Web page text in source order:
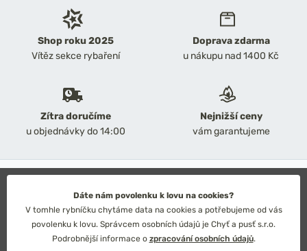
Shop roku 2025
Vítěz sekce rybaření
Doprava zdarma
u nákupu nad 1400 Kč
Zítra doručíme
u objednávky do 14:00
Nejnižší ceny
vám garantujeme
Obchodní podmínky
Ochrana osobních údajů
Technické řešení: Simplia s.r.o.
Strategický design: Petr Široký
Dáte nám povolenku k lovu na cookies?
V tomhle rybníčku chytáme data na cookies a potřebujeme od vás
povolenku k lovu. Správcem osobních údajů je Chyť a pusť s.r.o.
Podrobnější informace o zpracování osobních údajů.